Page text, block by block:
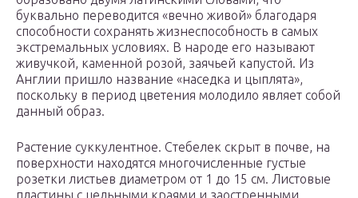
буквально переводится «вечно живой» благодаря
способности сохранять жизнеспособность в самых
экстремальных условиях. В народе его называют
живучкой, каменной розой, заячьей капустой. Из
Англии пришло название «наседка и цыплята»,
поскольку в период цветения молодило являет собой
данный образ.
Растение суккулентное. Стебелек скрыт в почве, на
поверхности находятся многочисленные густые
розетки листьев диаметром от 1 до 15 см. Листовые
пластины с цельными краями и заостренными